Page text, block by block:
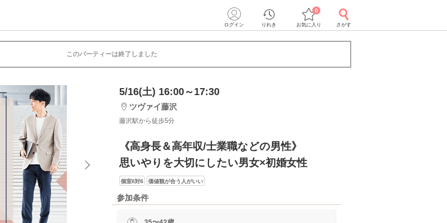
ログイン りれき お気に入り
0
さがす
このパーティーは終了しました
5/16(土) 16:00～17:30
ツヴァイ藤沢
藤沢駅から徒歩5分
《高身長＆高年収/士業職などの男性》
思いやりを大切にしたい男女×初婚女性
個室6対6 価値観が合う人がいい
参加条件